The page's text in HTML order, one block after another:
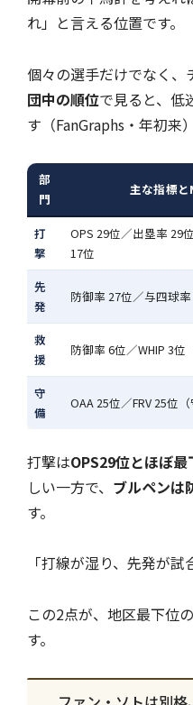
れ」と言える位置です。
個々の選手だけでなく、
団中の順位で見ると、低
す（FanGraphs・年初来）
部
門
主な指標と
打
撃
OPS 29位／出塁率 29
17位
先
発
防御率 27位／与四球
救
援
防御率 6位／WHIP 3位
守
備
OAA 25位／FRV 25位
打撃はOPS29位とほぼ最
しい一方で、 ブルペンは
す。
「打線が湿り、先発が試
この2点が、地区最下位
す。